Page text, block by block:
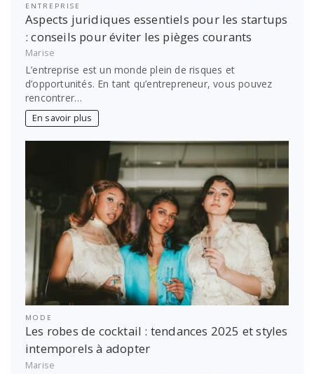
ENTREPRISE
Aspects juridiques essentiels pour les startups
: conseils pour éviter les pièges courants
Marise
L’entreprise est un monde plein de risques et
d’opportunités. En tant qu’entrepreneur, vous pouvez
rencontrer…
En savoir plus
MODE
Les robes de cocktail : tendances 2025 et styles
intemporels à adopter
Marise